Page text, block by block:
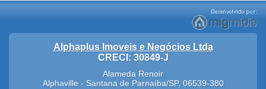
Alphaplus Imoveis e Negócios Ltda
CRECI: 30849-J
Alameda Renoir
Alphaville- Santana de Parnaíba/SP, 06539-380